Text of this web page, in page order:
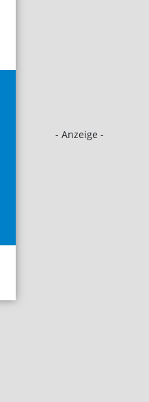
- Anzeige -